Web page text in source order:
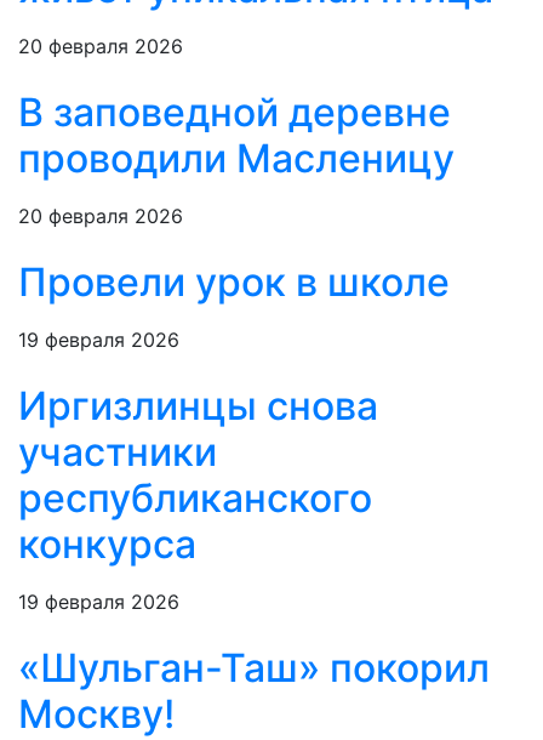
20 февраля 2026
В заповедной деревне
проводили Масленицу
20 февраля 2026
Провели урок в школе
19 февраля 2026
Иргизлинцы снова
участники
республиканского
конкурса
19 февраля 2026
«Шульган-Таш» покорил
Москву!